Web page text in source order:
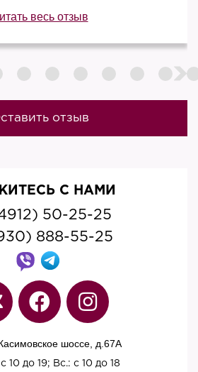
весь отзыв
отзыв
С НАМИ
50-25-25
888-55-25
шоссе, д.67A
10 до 19; Вс.: с 10 до 18